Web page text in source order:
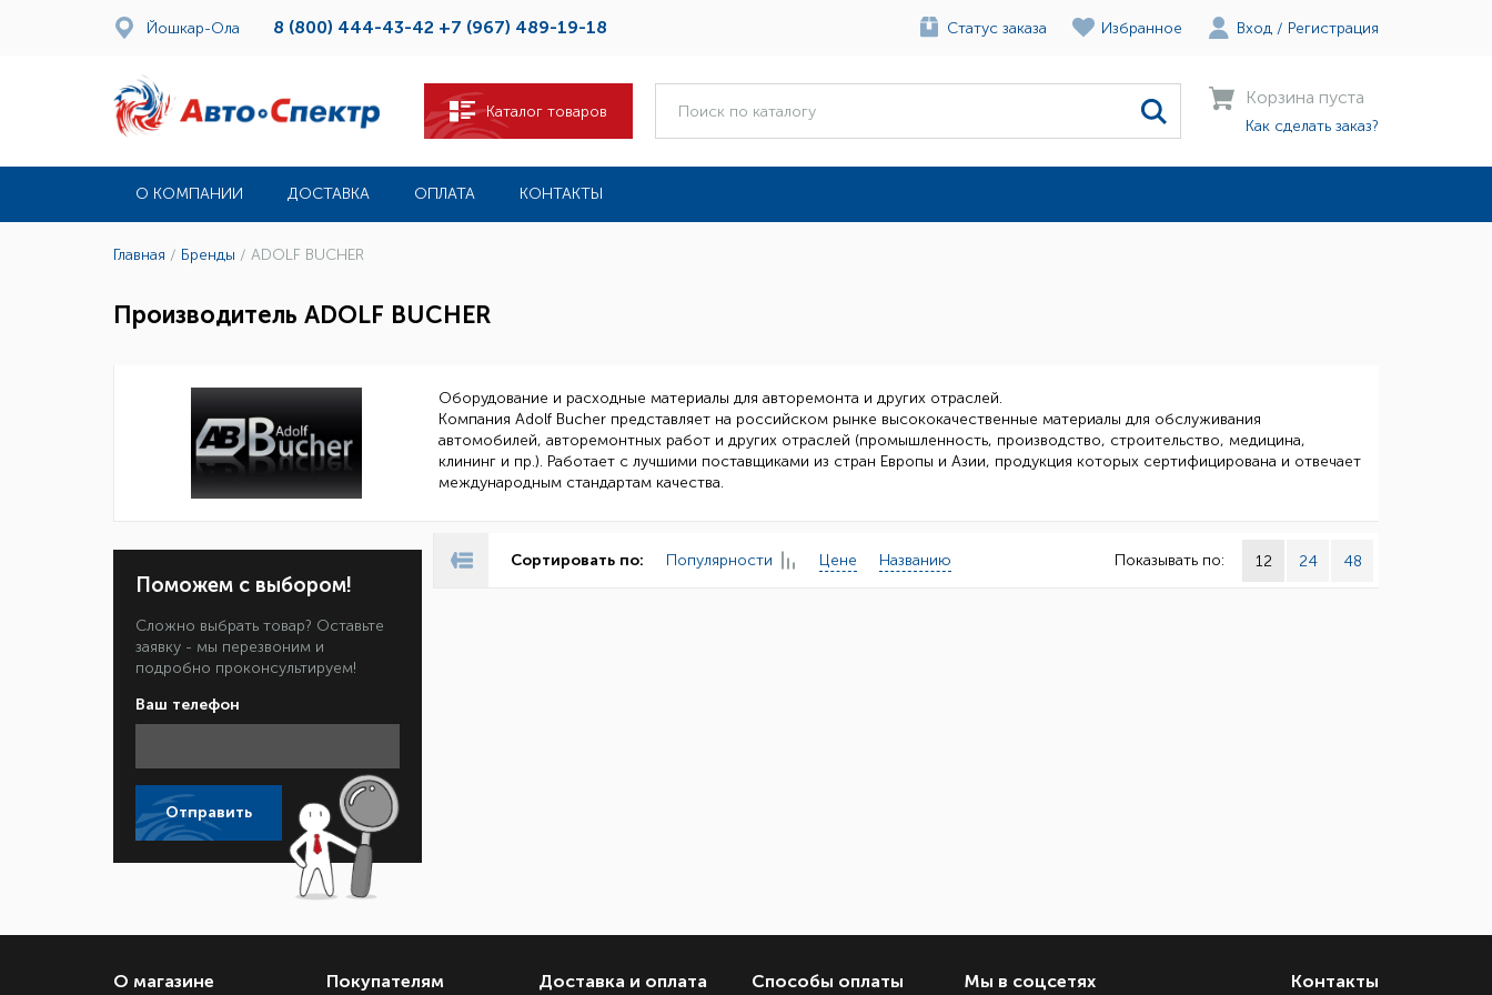
Йошкар-Ола 8 (800) 444-43-42 +7 (967) 489-19-18 Статус заказа Избранное Вход / Регистрация
Каталог товаров
Корзина пуста
Как сделать заказ?
О КОМПАНИИ ДОСТАВКА ОПЛАТА КОНТАКТЫ
Главная / Бренды / ADOLF BUCHER
Производитель ADOLF BUCHER
Оборудование и расходные материалы для авторемонта и других отраслей.
Компания Adolf Bucher представляет на российском рынке высококачественные материалы для обслуживания
автомобилей, авторемонтных работ и других отраслей (промышленность, производство, строительство, медицина,
клининг и пр.). Работает с лучшими поставщиками из стран Европы и Азии, продукция которых сертифицирована и отвечает
международным стандартам качества.
Поможем с выбором!
Сложно выбрать товар? Оставьте
заявку - мы перезвоним и
подробно проконсультируем!
Ваш телефон
Отправить
Сортировать по: Популярности Цене Названию Показывать по: 12 24 48
О магазине Покупателям Доставка и оплата Способы оплаты Мы в соцсетях Контакты